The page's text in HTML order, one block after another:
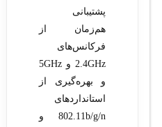
پشتیبانی
هم‌زمان از
فرکانس‌های
2.4GHz و 5GHz
و بهره‌گیری از
استانداردهای
802.11b/g/n و